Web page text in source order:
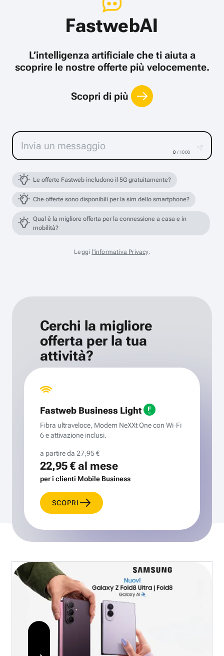
FastwebAI
L’intelligenza artificiale che ti aiuta a
scoprire le nostre offerte più velocemente.
Scopri di più
0 / 1000
Le offerte Fastweb includono il 5G gratuitamente?
Che offerte sono disponibili per la sim dello smartphone?
Qual è la migliore offerta per la connessione a casa e in
mobilità?
Leggi l'informativa Privacy.
Cerchi la migliore
offerta per la tua
attività?
Fastweb Business Light
Fibra ultraveloce, Modem NeXXt One con Wi‑Fi
6 e attivazione inclusi.
a partire da 27,95 €
22,95 €al mese
per i clienti Mobile Business
SCOPRI